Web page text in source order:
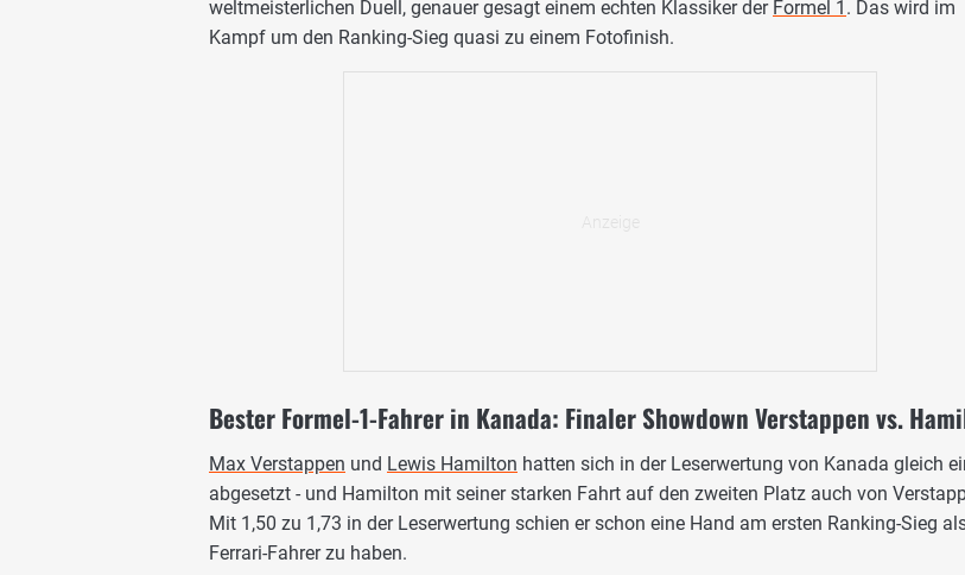
weltmeisterlichen Duell, genauer gesagt einem echten Klassiker der Formel 1 . Das wird im
Kampf um den Ranking-Sieg quasi zu einem Fotofinish.
Bester Formel-1-Fahrer in Kanada: Finaler Showdown Verstappen vs.
Max Verstappen und Lewis Hamilton hatten sich in der Leserwertung von Kanada gleich
abgesetzt - und Hamilton mit seiner starken Fahrt auf den zweiten Platz auch von
Mit 1,50 zu 1,73 in der Leserwertung schien er schon eine Hand am ersten Ranking-Sieg
Ferrari-Fahrer zu haben.